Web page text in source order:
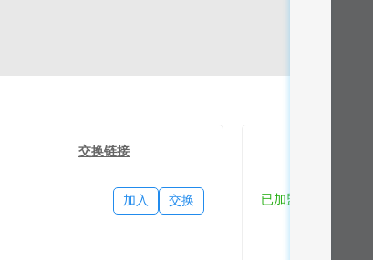
交换链接
交换
加入 已加盟